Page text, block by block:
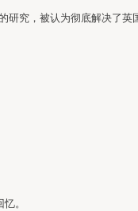
究，被认为彻底解决了英
。